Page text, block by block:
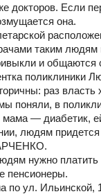
докторов. Если
она.
таким людям
и общаются
раз
поняли, в
мама — диабетик,
людям
нужно платить
пенсионеры.
ул. Ильинской,